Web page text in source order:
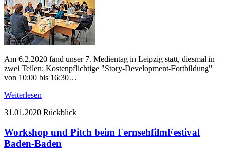
Am 6.2.2020 fand unser 7. Medientag in Leipzig statt, diesmal in
zwei Teilen: Kostenpflichtige "Story-Development-Fortbildung"
von 10:00 bis 16:30…
Weiterlesen
31.01.2020 Rückblick
Workshop und Pitch beim FernsehfilmFestival
Baden-Baden